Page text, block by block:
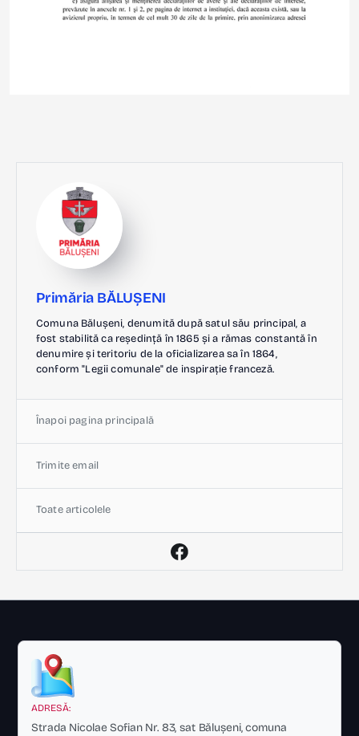
Primăria BĂLUȘENI
Comuna Bălușeni, denumită după satul său principal, a
fost stabilită ca reședință în 1865 și a rămas constantă în
denumire și teritoriu de la oficializarea sa în 1864,
conform "Legii comunale" de inspirație franceză.
Înapoi pagina principală
Trimite email
Toate articolele
ADRESĂ:
Strada Nicolae Sofian Nr. 83, sat Bălușeni, comuna